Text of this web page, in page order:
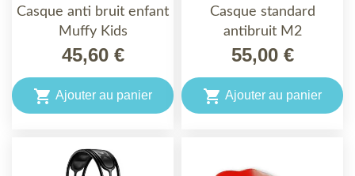
Casque anti bruit enfant
Muffy Kids
45,60 €
 Ajouter au panier
Casque standard
antibruit M2
55,00 €
 Ajouter au panier